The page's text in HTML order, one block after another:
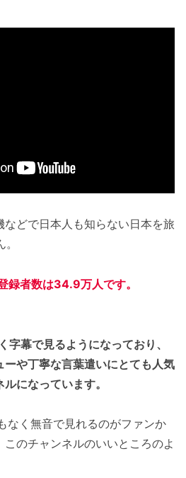
どで日本人も知らない日本を旅
録者数は34.9万人です。
字幕で見るようになっており、
ーや丁寧な言葉遣いにとても人気
になっています。
なく無音で見れるのがファンか
のチャンネルのいいところのよ